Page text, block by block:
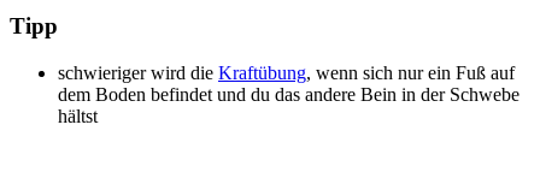
Tipp
schwieriger wird die Kraftübung, wenn sich nur ein Fuß auf
dem Boden befindet und du das andere Bein in der Schwebe
hältst